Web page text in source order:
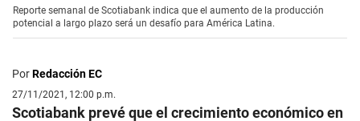
Reporte semanal de Scotiabank indica que el aumento de la producción
potencial a largo plazo será un desafío para América Latina.
PorRedacción EC
27/11/2021, 12:00 p.m.
Scotiabank prevé que el crecimiento económico en